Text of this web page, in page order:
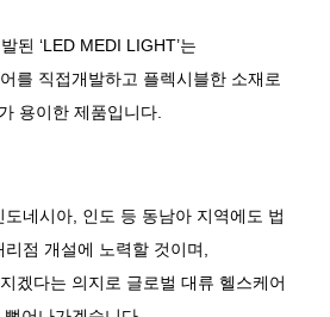
된 ‘LED MEDI LIGHT’는
를 직접개발하고 플렉시블한 소재로
용이한 제품입니다.
네시아, 인도 등 동남아 지역에도 법
점 개설에 노력할 것이며,
겠다는 의지로 글로벌 대류 헬스케어